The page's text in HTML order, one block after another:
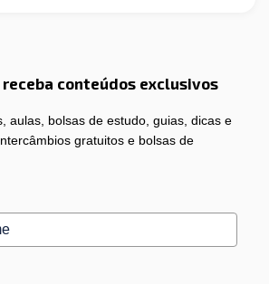
conteúdos exclusivos
aulas, bolsas de estudo, guias, dicas e
gratuitos e bolsas de